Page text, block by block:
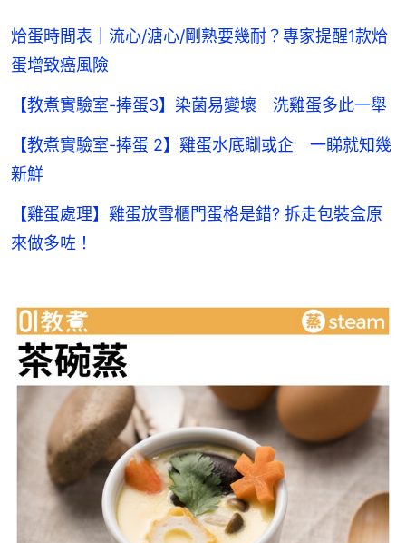
烚蛋時間表｜流心/溏心/剛熟要幾耐？專家提醒1款烚
蛋增致癌風險
【教煮實驗室-捧蛋3】染菌易變壞 洗雞蛋多此一舉
【教煮實驗室-捧蛋 2】雞蛋水底瞓或企 一睇就知幾
新鮮
【雞蛋處理】雞蛋放雪櫃門蛋格是錯? 拆走包裝盒原
來做多咗！